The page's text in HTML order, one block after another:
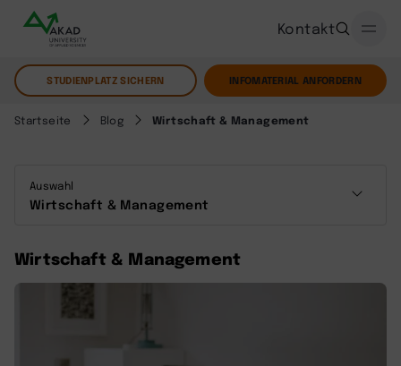
Kontakt
STUDIENPLATZ SICHERN INFOMATERIAL ANFORDERN
Startseite Blog Wirtschaft & Management
Auswahl
Wirtschaft & Management
Wirtschaft & Management